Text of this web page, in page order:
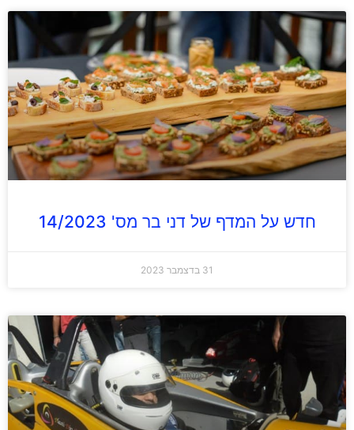
חדש על המדף של דני בר מס' 14/2023
31 בדצמבר 2023